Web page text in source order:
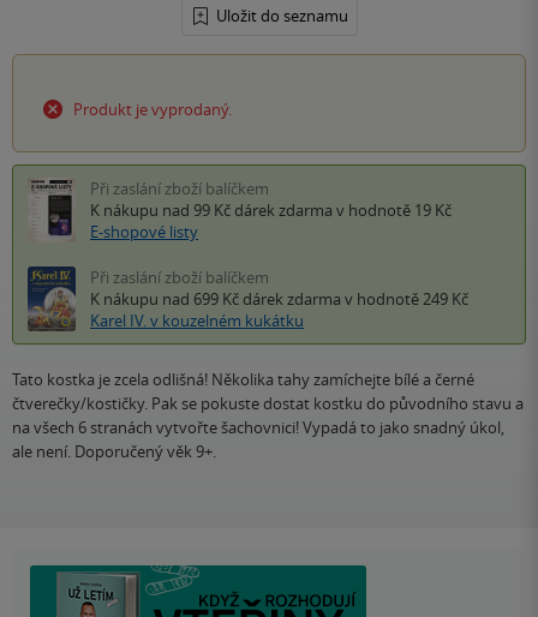
Uložit do seznamu
Produkt je vyprodaný.
Při zaslání zboží balíčkem
K nákupu nad 99 Kč dárek zdarma v hodnotě 19 Kč
E-shopové listy
Při zaslání zboží balíčkem
K nákupu nad 699 Kč dárek zdarma v hodnotě 249 Kč
Karel IV. v kouzelném kukátku
Tato kostka je zcela odlišná! Několika tahy zamíchejte bílé a černé
čtverečky/kostičky. Pak se pokuste dostat kostku do původního stavu a
na všech 6 stranách vytvořte šachovnici! Vypadá to jako snadný úkol,
ale není. Doporučený věk 9+.